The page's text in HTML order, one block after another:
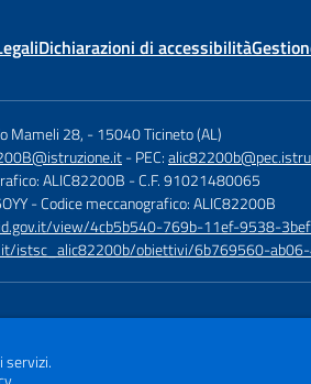
Dichiarazioni di accessibilità
Mameli 28, -15040 Ticineto (AL)
- PEC:
ALIC82200B - C.F. 91021480065
- Codice meccanografico: ALIC82200B
view/4cb5b540-769b-11ef-9538-
istsc_alic82200b/obiettivi/6b769560-
servizi.